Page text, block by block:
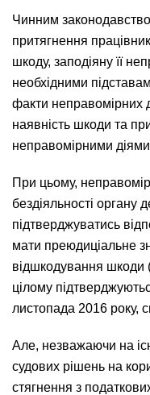
Чинним
притягнення
шкоду, заподіяну її
необхідними
факти неправомірних
наявність шкоди та
неправомірними
При цьому,
бездіяльності органу
підтверджуватись
мати преюдиціальне
відшкодування шкоди
цілому
листопада 2016 року,
Але, незважаючи на
судових рішень на
стягнення з